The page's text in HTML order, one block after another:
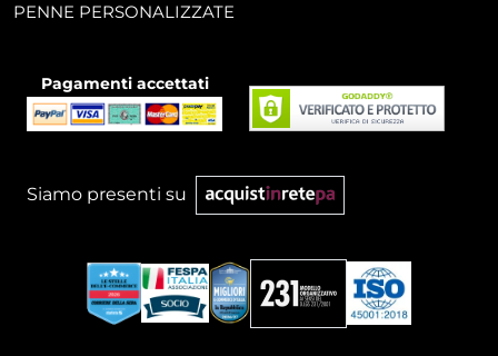
PENNE PERSONALIZZATE
Pagamenti accettati
Siamo presenti su